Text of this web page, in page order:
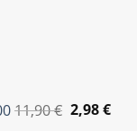
11,90€
price
was:
2,98€